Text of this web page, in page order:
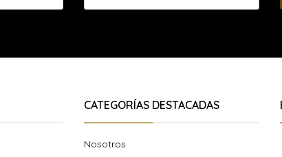
CATEGORÍAS DESTACADAS
Nosotros